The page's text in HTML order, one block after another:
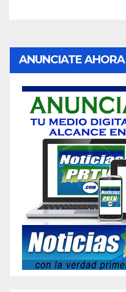
ANUNCIATE AHORA